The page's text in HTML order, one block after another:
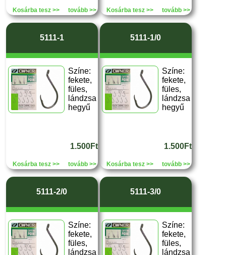
Kosárba tesz >> tovább >> Kosárba tesz >> tovább >>
5111-1
Színe:
fekete,
füles,
lándzsa
hegyű
1.500Ft
Kosárba tesz >> tovább >>
5111-1/0
Színe:
fekete,
füles,
lándzsa
hegyű
1.500Ft
Kosárba tesz >> tovább >>
5111-2/0
Színe:
fekete,
füles,
lándzsa
5111-3/0
Színe:
fekete,
füles,
lándzsa